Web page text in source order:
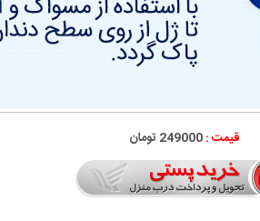
قیمت :249000 تومان